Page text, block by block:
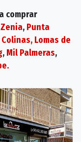
comprar
Zenia, Punta
Colinas, Lomas de
, Mil Palmeras,